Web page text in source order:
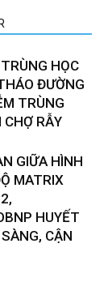
HỌC
ĐƯỜNG
TRÙNG
RẪY
GIỮA HÌNH
MATRIX
HUYẾT
CẬN